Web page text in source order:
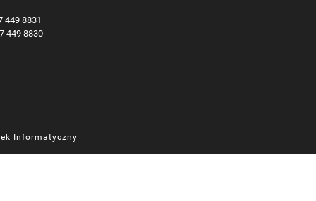
449 8831
449 8830
Informatyczny